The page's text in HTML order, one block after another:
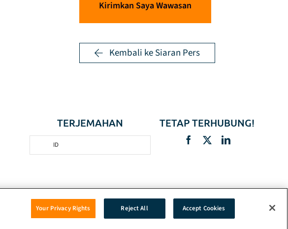
Kirimkan Saya Wawasan
Kembali ke Siaran Pers
TERJEMAHAN
ID
TETAP TERHUBUNG!
Your Privacy Rights Reject All Accept Cookies